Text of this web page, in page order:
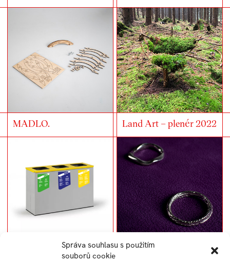
Správa souhlasu s použitím
souborů cookie
MADLO. Land Art – plenér 2022
Polepy na UTB koše